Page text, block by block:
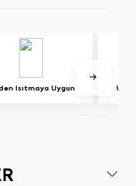
Isıtmaya Uygun UV